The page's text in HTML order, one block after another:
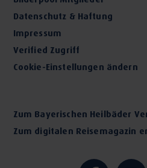
Datenschutz & Haftung
Impressum
Verified Zugriff
Cookie-Einstellungen ändern
Zum Bayerischen Heilbäder
Zum digitalen Reisemagazin